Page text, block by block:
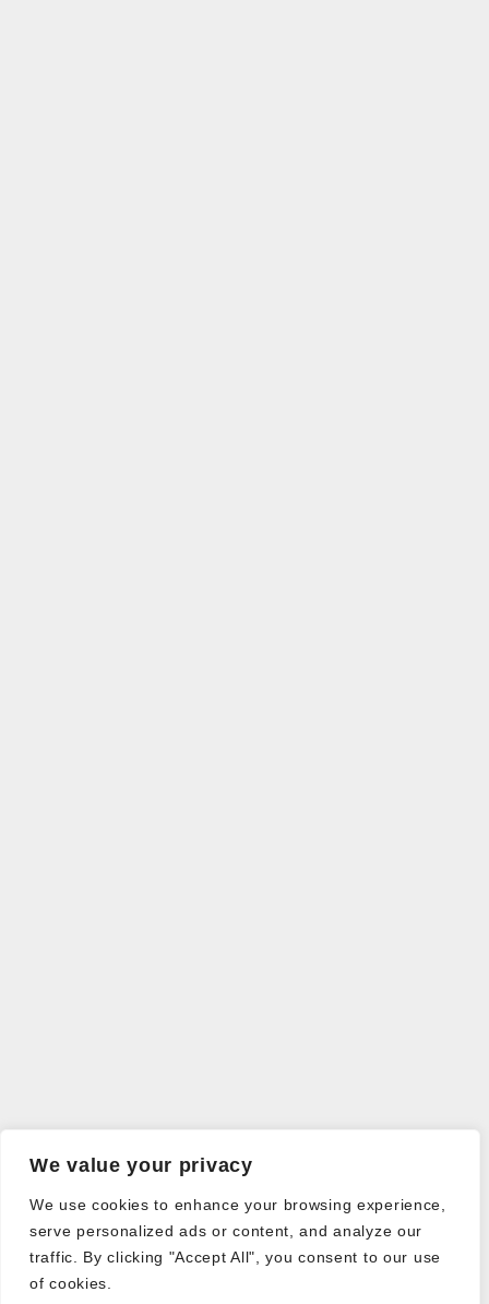
We value your privacy
We use cookies to enhance your browsing experience,
serve personalized ads or content, and analyze our
traffic. By clicking "Accept All", you consent to our use
of cookies.